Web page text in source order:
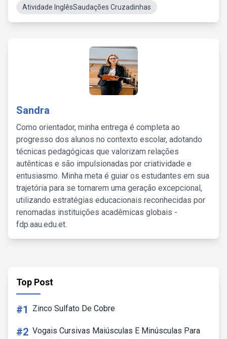
Atividade InglêsSaudações Cruzadinhas
Sandra
Como orientador, minha entrega é completa ao
progresso dos alunos no contexto escolar, adotando
técnicas pedagógicas que valorizam relações
autênticas e são impulsionadas por criatividade e
entusiasmo. Minha meta é guiar os estudantes em sua
trajetória para se tornarem uma geração excepcional,
utilizando estratégias educacionais reconhecidas por
renomadas instituições acadêmicas globais -
fdp.aau.edu.et.
Top Post
#1 Zinco Sulfato De Cobre
#2 Vogais Cursivas Maiúsculas E Minúsculas Para